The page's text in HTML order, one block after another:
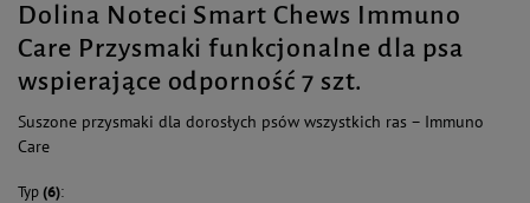
Dolina Noteci Smart Chews Immuno
Care Przysmaki funkcjonalne dla psa
wspierające odporność 7 szt.
Suszone przysmaki dla dorosłych psów wszystkich ras – Immuno
Care
Typ(6)